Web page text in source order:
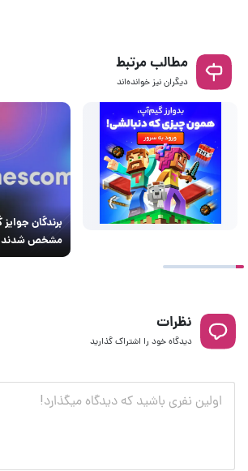
مطالب مرتبط
دیگران نیز خوانده‌اند
مشخص شدند
نظرات
دیدگاه خود را اشتراک گذارید